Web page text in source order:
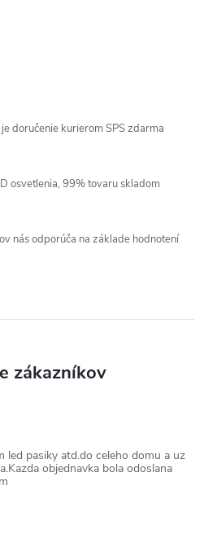
doručenie kurierom SPS zdarma
osvetlenia, 99% tovaru skladom
nás odporúča na základe hodnotení
zákazníkov
led pasiky atd.do celeho domu a uz
objednavka bola odoslana